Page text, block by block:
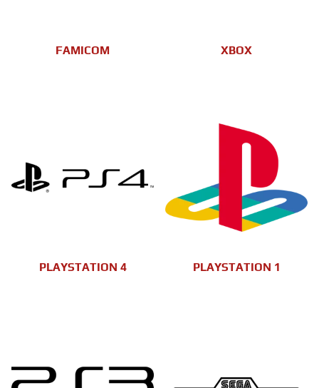
FAMICOM XBOX
PLAYSTATION 4 PLAYSTATION 1